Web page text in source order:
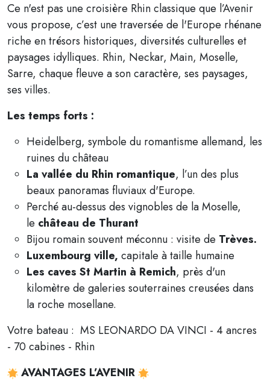
Ce n'est pas une croisière Rhin classique que l’Avenir
vous propose, c’est une traversée de l'Europe rhénane
riche en trésors historiques, diversités culturelles et
paysages idylliques. Rhin, Neckar, Main, Moselle,
Sarre, chaque fleuve a son caractère, ses paysages,
ses villes.
Les temps forts :
Heidelberg, symbole du romantisme allemand, les
ruines du château
La vallée du Rhin romantique, l’un des plus
beaux panoramas fluviaux d'Europe.
Perché au-dessus des vignobles de la Moselle,
le château de Thurant
Bijou romain souvent méconnu : visite de Trèves.
Luxembourg ville, capitale à taille humaine
Les caves St Martin à Remich, près d'un
kilomètre de galeries souterraines creusées dans
la roche mosellane.
Votre bateau : MS LEONARDO DA VINCI - 4 ancres
- 70 cabines - Rhin
AVANTAGES L’AVENIR